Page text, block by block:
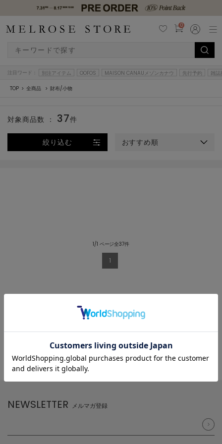
0
注目ワード： 別注アイテム OOFOS MAISON CANAUメゾンカナウ 先行予約 雑誌
TOP 全商品 財布/小物
絞り込む おすすめ順
対象商品数 ： 37件
1/1 ページ全37件
1
NEWSLETTER メルマガ登録